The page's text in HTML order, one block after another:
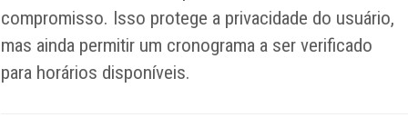
compromisso. Isso protege a privacidade do usuário,
mas ainda permitir um cronograma a ser verificado
para horários disponíveis.